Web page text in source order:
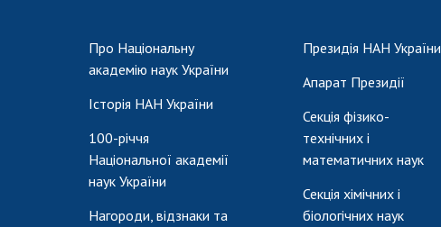
Про Національну
академію наук України
Історія НАН України
100-річчя
Національної академії
наук України
Нагороди, відзнаки та
Президія НАН України
Апарат Президії
Секція фізико-
технічних і
математичних наук
Секція хімічних і
біологічних наук